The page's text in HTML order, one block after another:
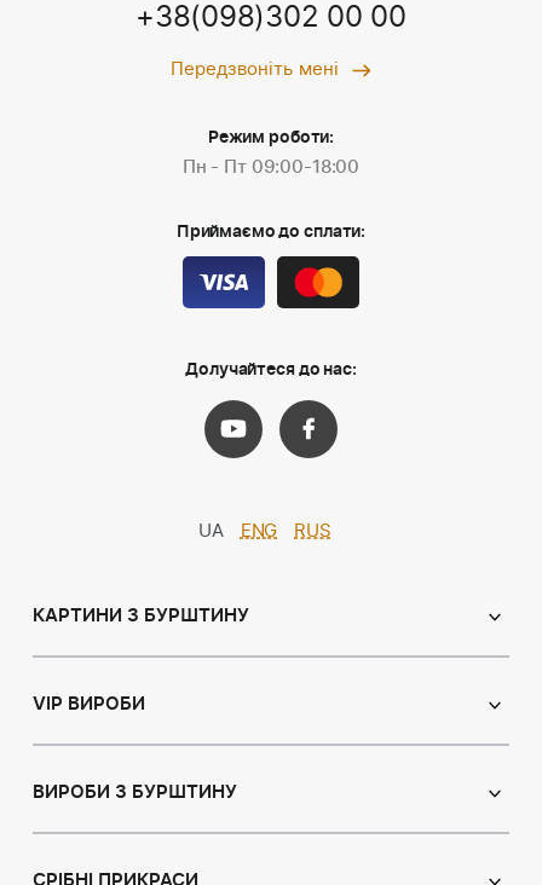
+38(098)302 00 00
Передзвоніть мені
Режим роботи:
Пн - Пт 09:00-18:00
Приймаємо до сплати:
Долучайтеся до нас:
UA ENG RUS
КАРТИНИ З БУРШТИНУ
Іменні ікони
VIP ВИРОБИ
Ікони з пластин
ВИРОБИ З БУРШТИНУ
Браслети
СРІБНІ ПРИКРАСИ